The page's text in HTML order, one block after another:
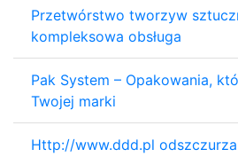
Przetwórstwo tworzyw
kompleksowa obsługa
Pak System – Opakowania,
Twojej marki
Http://www.ddd.pl